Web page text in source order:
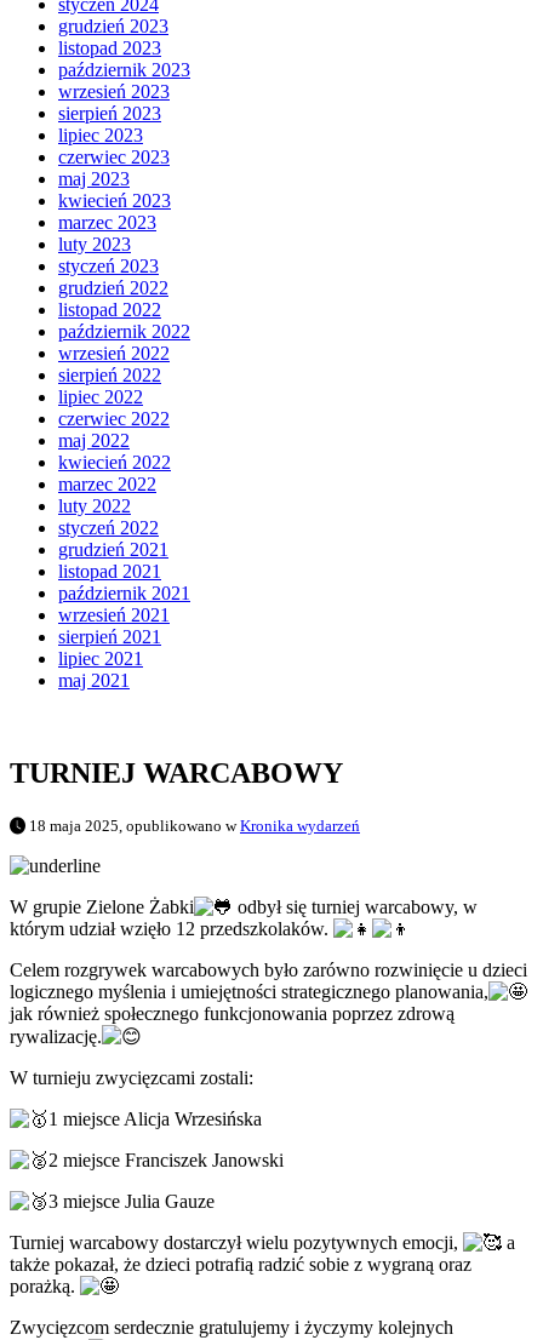
styczeń 2024
grudzień 2023
listopad 2023
październik 2023
wrzesień 2023
sierpień 2023
lipiec 2023
czerwiec 2023
maj 2023
kwiecień 2023
marzec 2023
luty 2023
styczeń 2023
grudzień 2022
listopad 2022
październik 2022
wrzesień 2022
sierpień 2022
lipiec 2022
czerwiec 2022
maj 2022
kwiecień 2022
marzec 2022
luty 2022
styczeń 2022
grudzień 2021
listopad 2021
październik 2021
wrzesień 2021
sierpień 2021
lipiec 2021
maj 2021
TURNIEJ WARCABOWY
18 maja 2025, opublikowano wKronika wydarzeń
W grupie Zielone Żabki
odbył się turniej warcabowy, w
którym udział wzięło 12 przedszkolaków.
Celem rozgrywek warcabowych było zarówno rozwinięcie u dzieci
logicznego myślenia i umiejętności strategicznego planowania,
jak również społecznego funkcjonowania poprzez zdrową
rywalizację.
W turnieju zwycięzcami zostali:
1 miejsce Alicja Wrzesińska
2 miejsce Franciszek Janowski
3 miejsce Julia Gauze
Turniej warcabowy dostarczył wielu pozytywnych emocji,
a
także pokazał, że dzieci potrafią radzić sobie z wygraną oraz
porażką.
Zwycięzcom serdecznie gratulujemy i życzymy kolejnych